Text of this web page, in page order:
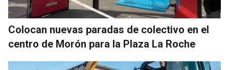
Colocan nuevas paradas de colectivo en el
centro de Morón para la Plaza La Roche